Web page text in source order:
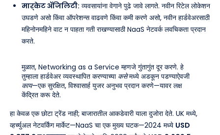
मार्केट ॲजिलिटी: व्यवसायांना वेगाने पुढे जावे लागते. नवीन रिटेल लोकेशन
उघडणे असो किंवा ऑपरेशन्स वाढवणे किंवा कमी करणे असो, नवीन हार्डवेअरसाठी
महिनोनमहिने वाट न पाहता गती राखण्यासाठी NaaS नेटवर्क लवचिकता प्रदान
करते.
मुळात, Networking as a Service म्हणजे गुंतागुंत दूर करणे. हे
तुम्हाला हार्डवेअर व्यवस्थापित करण्याच्या कसेमध्ये अडकून पडण्याऐवजी
काय—एक सुरक्षित, विश्वासार्ह युजर अनुभव प्रदान करणे—यावर लक्ष
केंद्रित करू देते.
हा केवळ एक छोटा ट्रेंड नाही; बाजारातील आकडेवारी याला दुजोरा देते. UK मध्ये,
व्हर्च्युअल नेटवर्किंग मार्केट—NaaS चा एक मुख्य घटक—2024 मध्ये USD